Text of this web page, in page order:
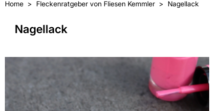
Home Fleckenratgeber von Fliesen Kemmler Nagellack
Nagellack